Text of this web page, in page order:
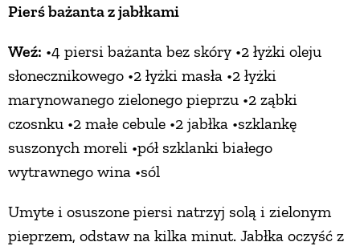
Pierś bażanta z jabłkami
Weź: •4 piersi bażanta bez skóry •2 łyżki oleju
słonecznikowego •2 łyżki masła •2 łyżki
marynowanego zielonego pieprzu •2 ząbki
czosnku •2 małe cebule •2 jabłka •szklankę
suszonych moreli •pół szklanki białego
wytrawnego wina •sól
Umyte i osuszone piersi natrzyj solą i zielonym
pieprzem, odstaw na kilka minut. Jabłka oczyść z
PRZEPISY
ŚNIADANIA
PRZYSTAWKI
DANIA GŁÓWNE